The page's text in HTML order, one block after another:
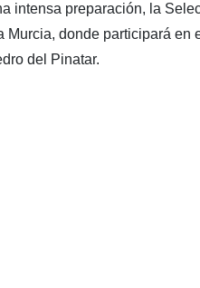
intensa preparación, la
Murcia, donde participará en
del Pinatar.